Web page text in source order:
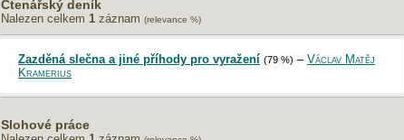
Čtenářský deník
Nalezen celkem 1 záznam (relevance %)
Zazděná slečna a jiné příhody pro vyražení (79 %) – Václav Matěj
Kramerius
Slohové práce